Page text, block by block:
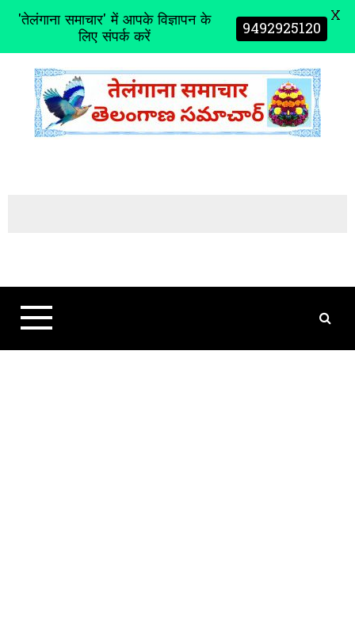
t
'तेलंगाना समाचार' में आपके विज्ञापन के
लिए संपर्क करें 9492925120 X